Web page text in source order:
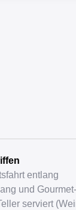
entlang
und
serviert